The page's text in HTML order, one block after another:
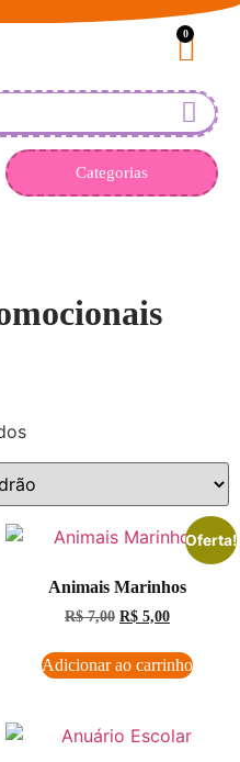
0
Categorias
Oferta!
Animais Marinhos
R$7,00 R$ 5,00
Adicionar ao carrinho